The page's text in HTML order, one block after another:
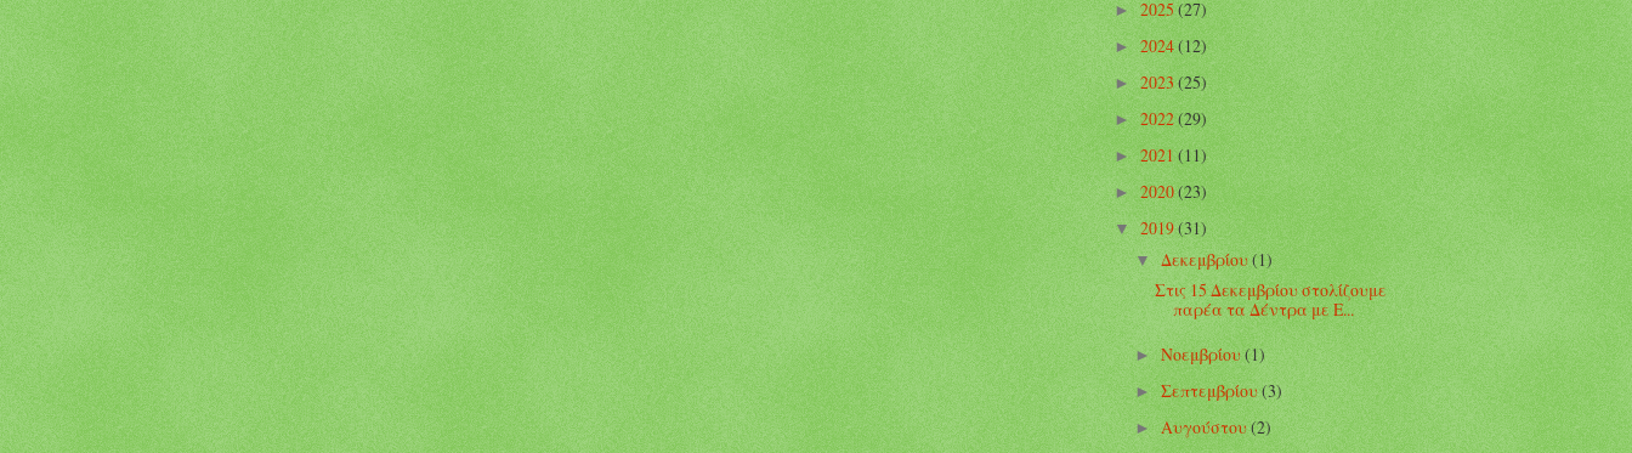
► 2025(27)
►2024(12)
►2023(25)
►2022(29)
►2021(11)
►2020(23)
▼ 2019(31)
▼ Δεκεμβρίου(1)
Στις 15 Δεκεμβρίου στολίζουμε
παρέα τα Δέντρα με Ε...
►Νοεμβρίου(1)
►Σεπτεμβρίου(3)
►Αυγούστου(2)